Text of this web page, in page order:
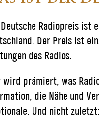
Radiopreis ist
Der Preis ist
des Radios.
wird prämiert, was
die Nähe und
Und nicht